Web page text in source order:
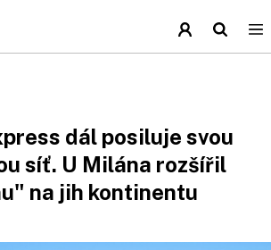
dál posiluje svou
síť. U Milána rozšířil
na jih kontinentu